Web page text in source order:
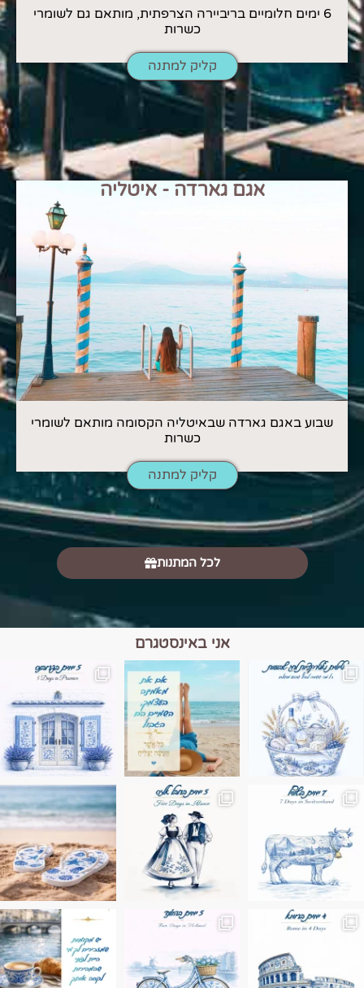
6 ימים חלומיים בריביירה הצרפתית, מותאם גם לשומרי
כשרות
קליק למתנה
אגם גארדה - איטליה
שבוע באגם גארדה שבאיטליה הקסומה מותאם לשומרי
כשרות
קליק למתנה
לכל המתנות
אני באינסטגרם
הם הגבול 💙🩵
בחבל אלזס צרפת
בחופשה שבו הכל נהיה פשוט יותר. החול, הי
Instagram post
Instagram post 17994326828955248